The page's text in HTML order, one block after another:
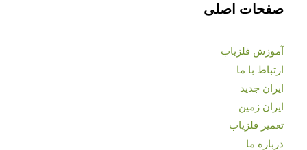
صفحات اصلی
آموزش فلزیاب
ارتباط با ما
ایران جدید
ایران زمین
تعمیر فلزیاب
درباره ما